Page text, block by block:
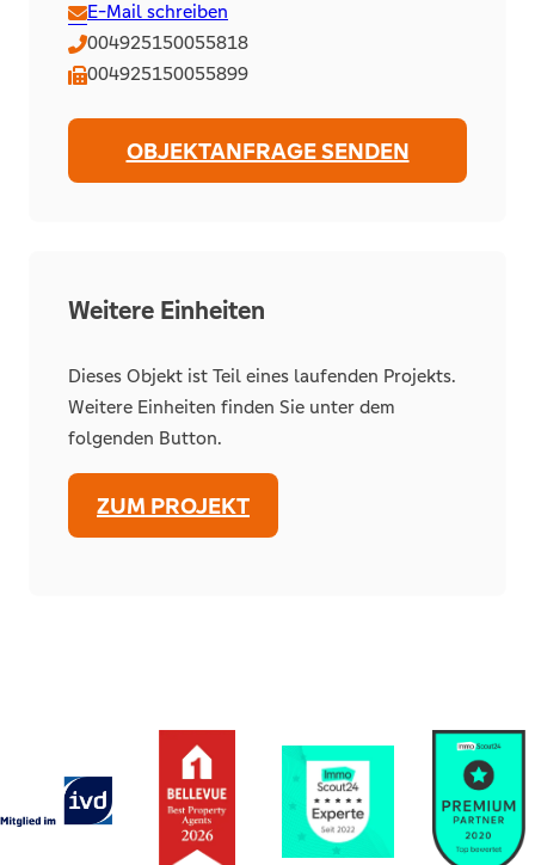
E-Mail schreiben
004925150055818
004925150055899
OBJEKTANFRAGE SENDEN
Weitere Einheiten
Dieses Objekt ist Teil eines laufenden Projekts.
Weitere Einheiten finden Sie unter dem
folgenden Button.
ZUM PROJEKT